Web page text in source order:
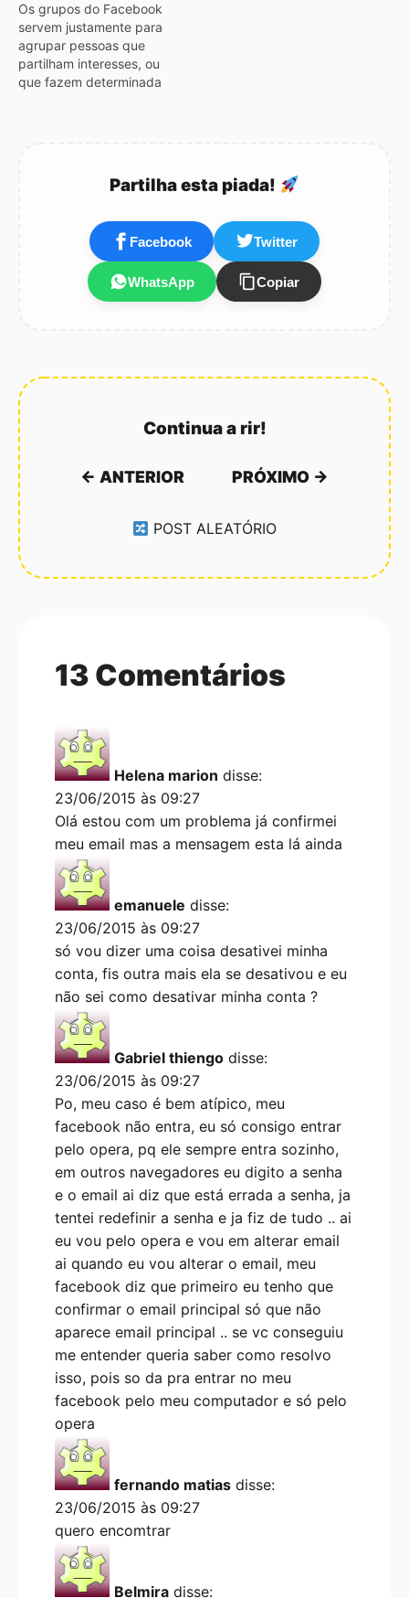
Os grupos do Facebook
servem justamente para
agrupar pessoas que
partilham interesses, ou
que fazem determinada
operação simples basta
um grupo no facebook ,
depois basta introduzir as
informações…
Partilha esta piada!
Facebook Twitter
WhatsApp Copiar
Continua a rir!
← ANTERIOR PRÓXIMO →
POST ALEATÓRIO
13 Comentários
Helena marion disse:
23/06/2015 às 09:27
Olá estou com um problema já confirmei
meu email mas a mensagem esta lá ainda
emanuele disse:
23/06/2015 às 09:27
só vou dizer uma coisa desativei minha
conta, fis outra mais ela se desativou e eu
não sei como desativar minha conta ?
Gabriel thiengo disse:
23/06/2015 às 09:27
Po, meu caso é bem atípico, meu
facebook não entra, eu só consigo entrar
pelo opera, pq ele sempre entra sozinho,
em outros navegadores eu digito a senha
e o email ai diz que está errada a senha, ja
tentei redefinir a senha e ja fiz de tudo .. ai
eu vou pelo opera e vou em alterar email
ai quando eu vou alterar o email, meu
facebook diz que primeiro eu tenho que
confirmar o email principal só que não
aparece email principal .. se vc conseguiu
me entender queria saber como resolvo
isso, pois so da pra entrar no meu
facebook pelo meu computador e só pelo
opera
fernando matias disse:
23/06/2015 às 09:27
quero encomtrar
Belmira disse: